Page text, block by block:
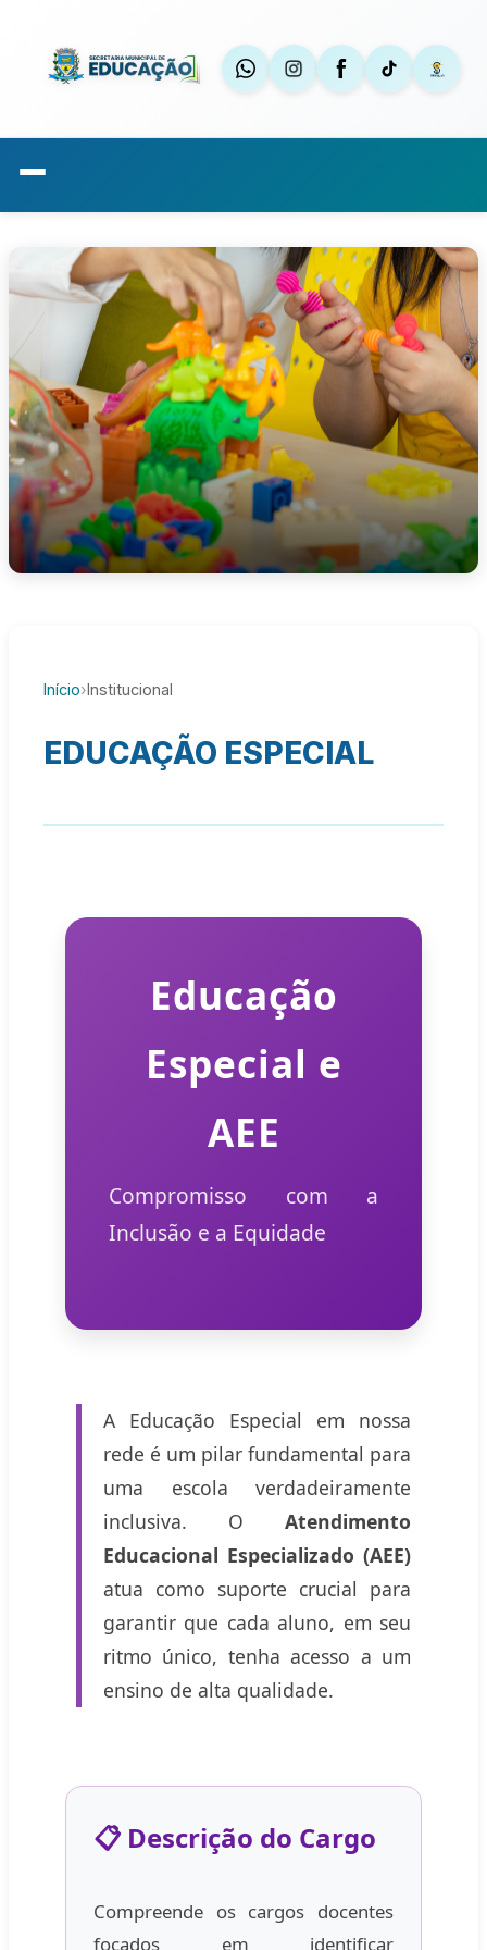
Início›Institucional
EDUCAÇÃO ESPECIAL
Educação
Especial e
AEE
Compromisso com a
Inclusão e a Equidade
A Educação Especial em nossa
rede é um pilar fundamental para
uma escola verdadeiramente
inclusiva. O Atendimento
Educacional Especializado (AEE)
atua como suporte crucial para
garantir que cada aluno, em seu
ritmo único, tenha acesso a um
ensino de alta qualidade.
📋 Descrição do Cargo
Compreende os cargos docentes
focados em identificar